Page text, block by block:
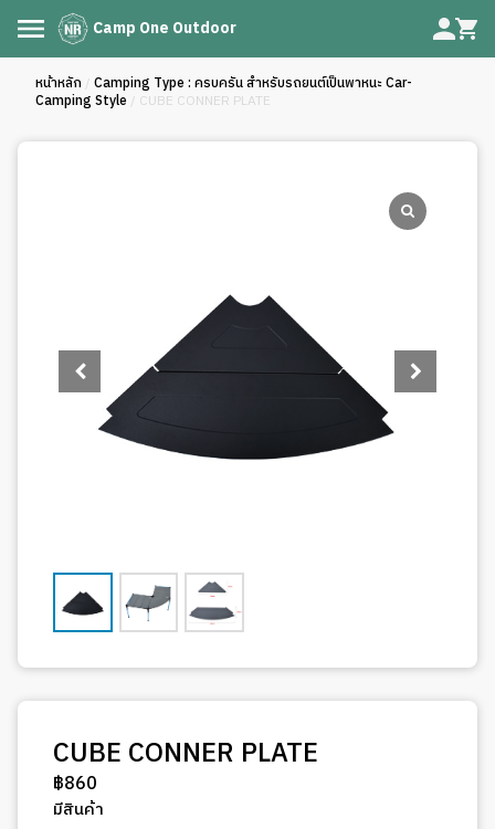
Camp One Outdoor
หน้าหลัก / Camping Type : ครบครัน สำหรับรถยนต์เป็นพาหนะ Car-
Camping Style / CUBE CONNER PLATE
CUBE CONNER PLATE
฿860
มีสินค้า